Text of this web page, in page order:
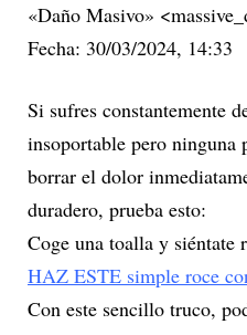
«Daño Masivo»
Fecha: 30/03/2024, 14:33
Si sufres constantemente
insoportable pero ninguna
borrar el dolor
duradero, prueba esto:
Coge una toalla y siéntate
HAZ ESTE simple roce
Con este sencillo truco,